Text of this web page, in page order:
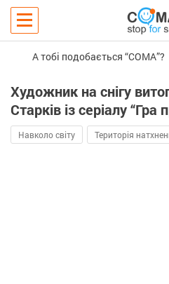
А тобі подобається “COMA”?
Художник на снігу
Старків із серіалу “Гра
Навколо світу Територія